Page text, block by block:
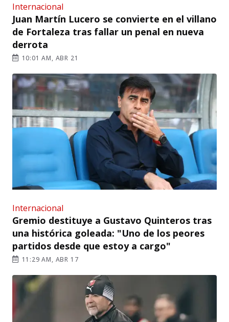
Internacional
Juan Martín Lucero se convierte en el villano
de Fortaleza tras fallar un penal en nueva
derrota
10:01 AM, ABR 21
Internacional
Gremio destituye a Gustavo Quinteros tras
una histórica goleada: "Uno de los peores
partidos desde que estoy a cargo"
11:29 AM, ABR 17